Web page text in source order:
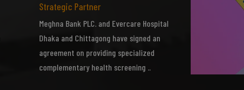
Strategic Partner
Meghna Bank PLC. and Evercare Hospital
Dhaka and Chittagong have signed an
agreement on providing specialized
complementary health screening ..
Submit